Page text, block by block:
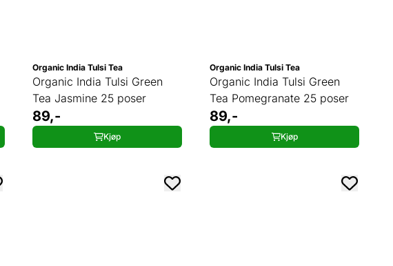
Organic India Tulsi Tea
Organic India Tulsi Green
Tea Jasmine 25 poser
89,-
Kjøp
Organic India Tulsi Tea
Organic India Tulsi Green
Tea Pomegranate 25 poser
89,-
Kjøp